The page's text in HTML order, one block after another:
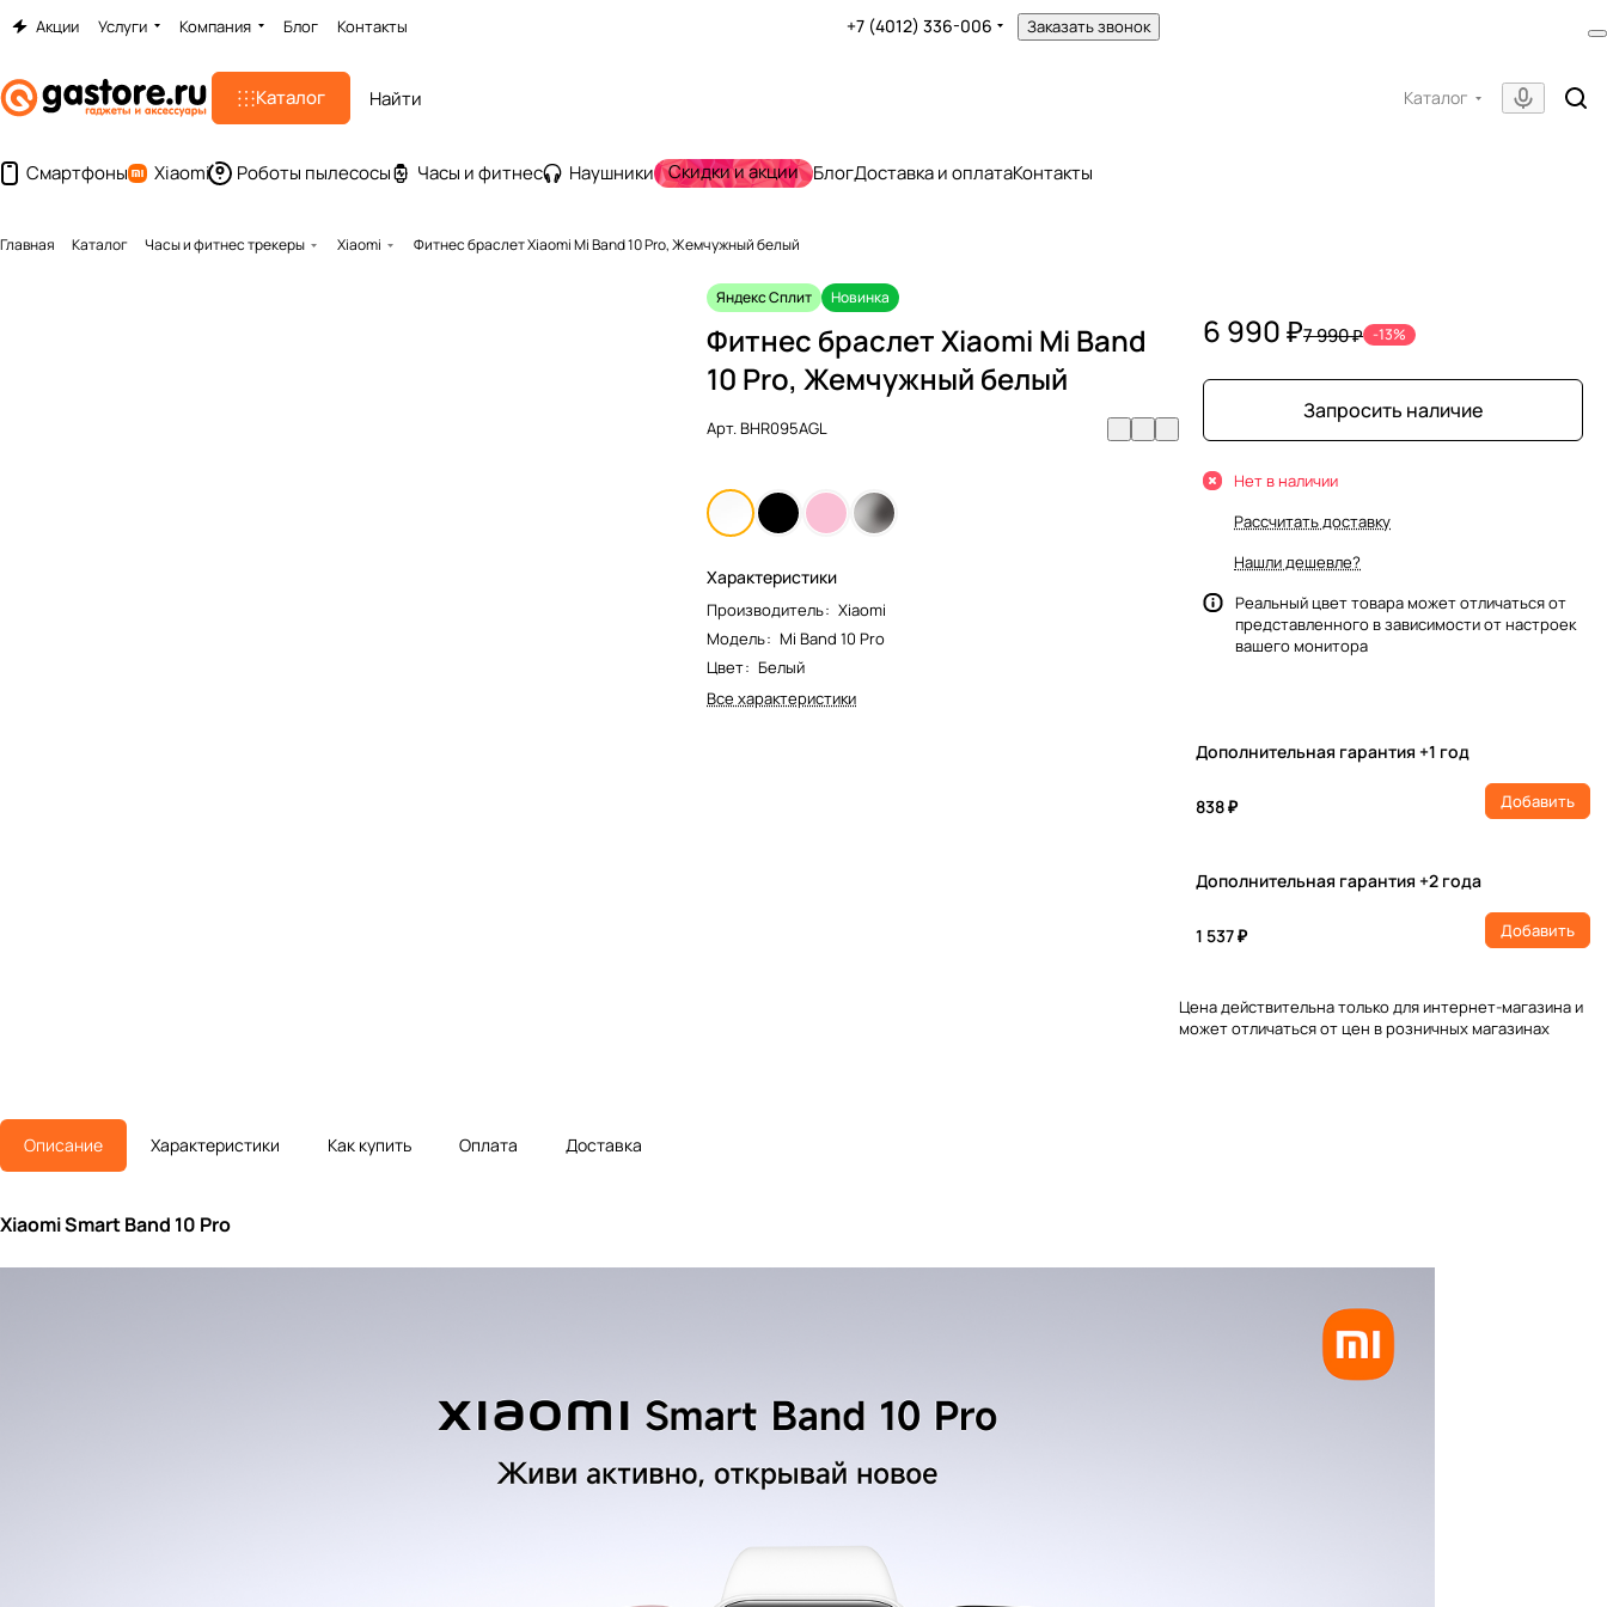
Акции Услуги Компания Блог Контакты +7 (4012) 336-006 Заказать звонок
Каталог Каталог
Смартфоны Xiaomi Роботы пылесосы Часы и фитнес Наушники Скидки и акции БлогДоставка и оплатаКонтакты
Главная Каталог Часы и фитнес трекеры Xiaomi Фитнес браслет Xiaomi Mi Band 10 Pro, Жемчужный белый
Яндекс Сплит Новинка
Фитнес браслет Xiaomi Mi Band
10 Pro, Жемчужный белый
Арт.BHR095AGL
Характеристики
Производитель: Xiaomi
Модель: Mi Band 10 Pro
Цвет: Белый
Все характеристики
6 990 ₽7 990 ₽ -13%
Запросить наличие
Нет в наличии
Рассчитать доставку
Нашли дешевле?
Реальный цвет товара может отличаться от
представленного в зависимости от настроек
вашего монитора
Дополнительная гарантия +1 год
838 ₽ Добавить
Дополнительная гарантия +2 года
1 537 ₽ Добавить
Цена действительна только для интернет-магазина и
может отличаться от цен в розничных магазинах
Описание Характеристики Как купить Оплата Доставка
Xiaomi Smart Band 10 Pro